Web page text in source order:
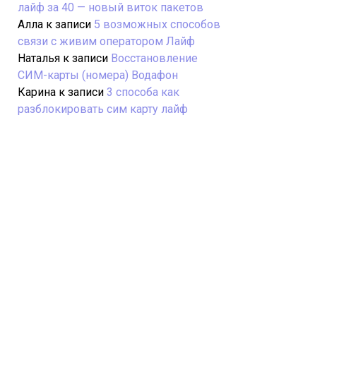
лайф за 40 — новый виток пакетов
Алла к записи 5 возможных способов
связи с живим оператором Лайф
Наталья к записи Восстановление
СИМ-карты (номера) Водафон
Карина к записи 3 способа как
разблокировать сим карту лайф